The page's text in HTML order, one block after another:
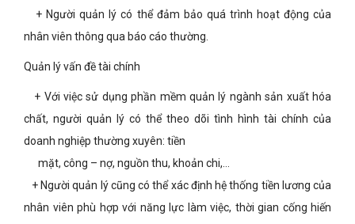
+ Người quản lý có thể đảm bảo quá trình hoạt động của
nhân viên thông qua báo cáo thường.
Quản lý vấn đề tài chính
+ Với việc sử dụng phần mềm quản lý ngành sản xuất hóa
chất, người quản lý có thể theo dõi tình hình tài chính của
doanh nghiệp thường xuyên: tiền
mặt, công – nợ, nguồn thu, khoản chi,…
+ Người quản lý cũng có thể xác định hệ thống tiền lương của
nhân viên phù hợp với năng lực làm việc, thời gian cống hiến